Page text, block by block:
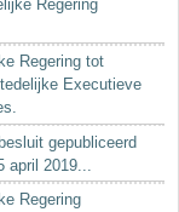
Regering
Regering tot
Executieve
gepubliceerd
2019...
Regering